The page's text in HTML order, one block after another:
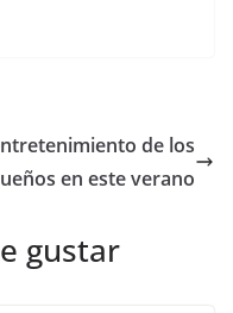
de los
en este verano
gustar